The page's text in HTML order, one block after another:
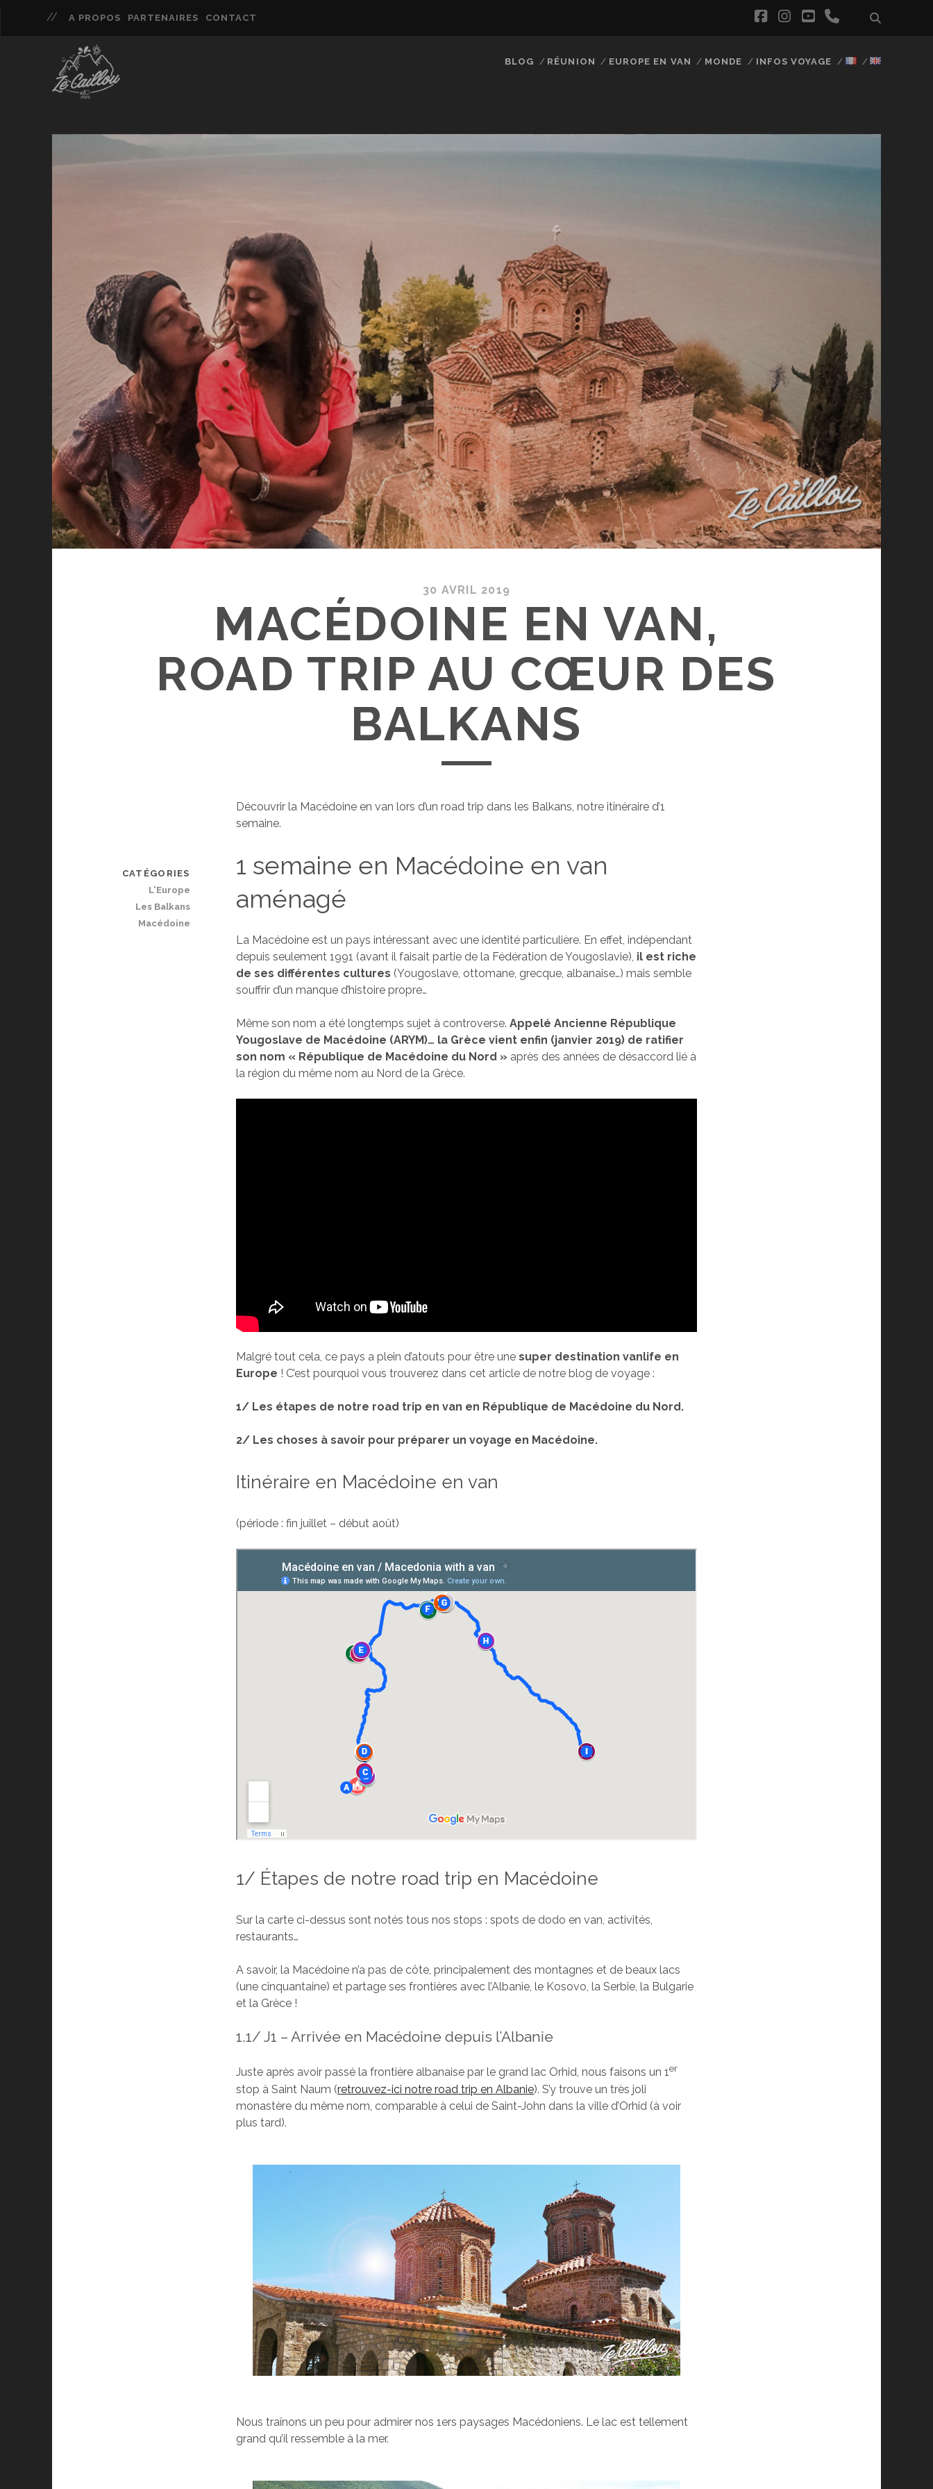
A PROPOS PARTENAIRES CONTACT facebook
instagram
youtube
phone
BLOG RÉUNION EUROPE EN VAN MONDE INFOS VOYAGE
30 AVRIL 2019
MACÉDOINE EN VAN,
ROAD TRIP AU CŒUR DES
BALKANS
Découvrir la Macédoine en van lors d’un road trip dans les Balkans, notre itinéraire d’1
semaine.
1 semaine en Macédoine en van
aménagé
La Macédoine est un pays intéressant avec une identité particulière. En effet, indépendant
depuis seulement 1991 (avant il faisait partie de la Fédération de Yougoslavie), il est riche
de ses différentes cultures (Yougoslave, ottomane, grecque, albanaise…) mais semble
souffrir d’un manque d’histoire propre…
Même son nom a été longtemps sujet à controverse.Appelé Ancienne République
Yougoslave de Macédoine (ARYM)… la Grèce vient enfin (janvier 2019) de ratifier
son nom « République de Macédoine du Nord » après des années de désaccord lié à
la région du même nom au Nord de la Grèce.
Malgré tout cela, ce pays a plein d’atouts pour être une super destination vanlife en
Europe ! C’est pourquoi vous trouverez dans cet article de notre blog de voyage :
1/ Les étapes de notre road trip en van en République de Macédoine du Nord.
2/ Les choses à savoir pour préparer un voyage en Macédoine.
Itinéraire en Macédoine en van
(période : fin juillet – début août)
1/ Étapes de notre road trip en Macédoine
Sur la carte ci-dessus sont notés tous nos stops : spots de dodo en van, activités,
restaurants…
A savoir, la Macédoine n’a pas de côte, principalement des montagnes et de beaux lacs
(une cinquantaine) et partage ses frontières avec l’Albanie, le Kosovo, la Serbie, la Bulgarie
et la Grèce !
1.1/ J1 – Arrivée en Macédoine depuis l’Albanie
Juste après avoir passé la frontière albanaise par le grand lac Orhid, nous faisons un 1er
stop à Saint Naum (retrouvez-ici notre road trip en Albanie). S’y trouve un très joli
monastère du même nom, comparable à celui de Saint-John dans la ville d’Orhid (à voir
plus tard).
Nous traînons un peu pour admirer nos 1ers paysages Macédoniens. Le lac est tellement
grand qu’il ressemble à la mer.
CATÉGORIES
L'Europe
Les Balkans
Macédoine